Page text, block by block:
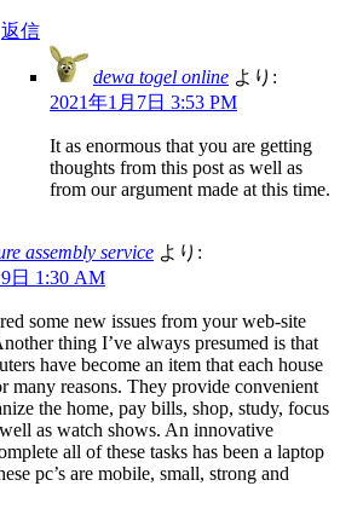
返信
dewa togel online より:
2021年1月7日 3:53 PM
It as enormous that you are getting
thoughts from this post as well as
from our argument made at this time.
assembly service より:
日 1:30 AM
some new issues from your web-site
thing I’ve always presumed is that
have become an item that each house
many reasons. They provide convenient
the home, pay bills, shop, study, focus
as watch shows. An innovative
all of these tasks has been a laptop
pc’s are mobile, small, strong and